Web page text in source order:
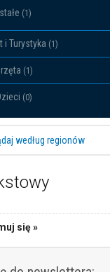
(1)
i Turystyka (1)
(1)
(0)
według regionów
się »